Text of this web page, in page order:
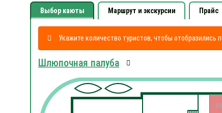
Выбор каюты Маршрут и экскурсии Прайс
Укажите количество туристов, чтобы
Шлюпочная палуба